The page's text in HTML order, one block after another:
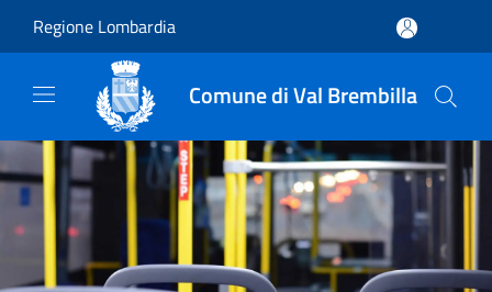
Regione Lombardia
Comune di Val Brembilla